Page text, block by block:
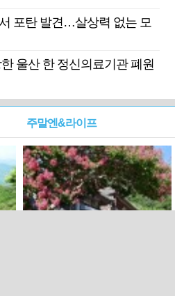
포탄 발견…살상력 없는 모
울산 한 정신의료기관 폐원
주말엔&라이프